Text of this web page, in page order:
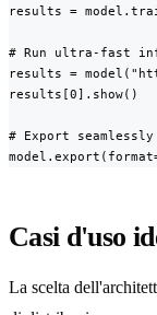
results =
# Run ultra-fast
results =
results[0].show()
# Export seamlessly
Casi d'uso
La scelta